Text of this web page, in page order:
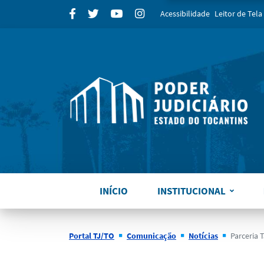
para
FacebookTwitter YoutubeInstagram
Acessibilidade Leitor de Tela
INÍCIO INSTITUCIONAL
Portal TJ/TO Comunicação Notícias Parceria TJTO e